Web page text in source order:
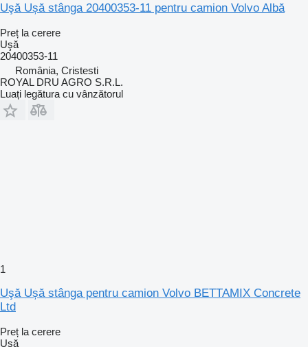
Uşă Ușă stânga 20400353-11 pentru camion Volvo Albă
Preț la cerere
Uşă
20400353-11
România, Cristesti
ROYAL DRU AGRO S.R.L.
Luați legătura cu vânzătorul
1
Uşă Ușă stânga pentru camion Volvo BETTAMIX Concrete
Ltd
Preț la cerere
Uşă